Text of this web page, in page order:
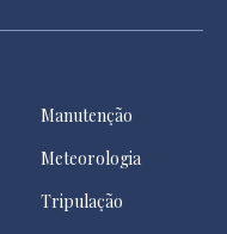
Manutenção
Meteorologia
Tripulação